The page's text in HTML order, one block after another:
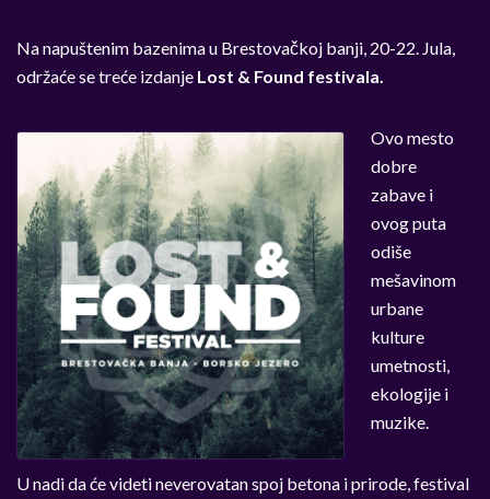
Na napuštenim bazenima u Brestovačkoj banji, 20-22. Jula,
održaće se treće izdanje Lost & Found festivala.
Ovo mesto
dobre
zabave i
ovog puta
odiše
mešavinom
urbane
kulture
umetnosti,
ekologije i
muzike.
U nadi da će videti neverovatan spoj betona i prirode, festival